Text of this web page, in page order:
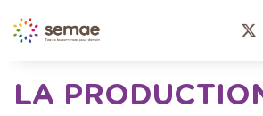
LA